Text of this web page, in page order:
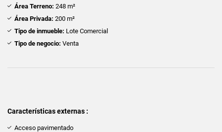
Área Terreno: 248 m²
Área Privada: 200 m²
Tipo de inmueble: Lote Comercial
Tipo de negocio: Venta
Características externas :
Acceso pavimentado